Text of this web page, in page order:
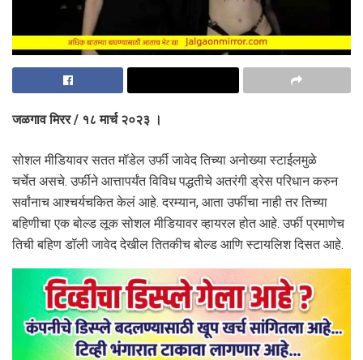
जळगाव मिरर / १८ मार्च २०२३ ।
सोशल मीडियावर सतत मॉडेल उर्फी जावेद तिच्या अनोख्या स्टाईलमुळे
चर्चेत असचे. उर्फीने आत्तापर्यंत विविध पद्धतीचे अतरंगी ड्रेस परिधान करुन
सर्वांनाच आश्चर्यचकित केलं आहे. दरम्यान, आता उर्फीचा नाही तर तिच्या
बहिणीचा एक बोल्ड लूक सोशल मीडियावर व्हायरल होत आहे. उर्फी प्रमाणेच
तिची बहिण डॉली जावेद देखील तितकीच बोल्ड आणि स्टायलिश दिसत आहे.